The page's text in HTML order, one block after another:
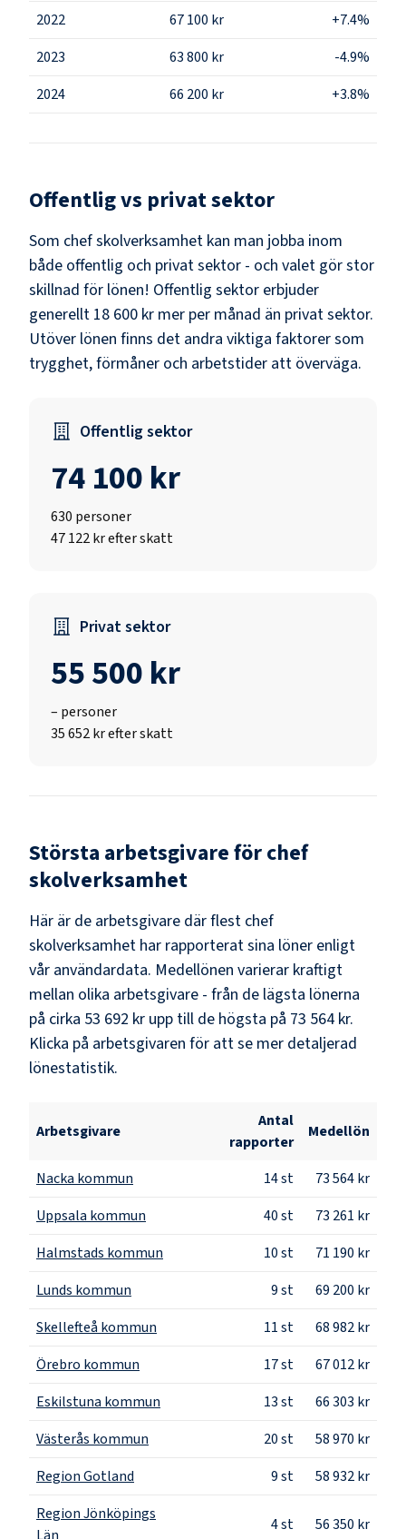
2022 67 100 kr
+7.4%
2023
63 800 kr
-4.9%
2024
66 200 kr +3.8%
Offentlig vs privat sektor
Som chef skolverksamhet kan man jobba inom
både offentlig och privat sektor - och valet gör stor
skillnad för lönen! Offentlig sektor erbjuder
generellt 18 600 kr mer per månad än privat sektor.
Utöver lönen finns det andra viktiga faktorer som
trygghet, förmåner och arbetstider att överväga.
Offentlig sektor
74 100 kr
630 personer
47 122 kr efter skatt
Privat sektor
55 500 kr
– personer
35 652 kr efter skatt
Största arbetsgivare förchef
skolverksamhet
Här är de arbetsgivare där flest chef
skolverksamhet har rapporterat sina löner enligt
vår användardata. Medellönen varierar kraftigt
mellan olika arbetsgivare - från de lägsta lönerna
på cirka 53 692 kr upp till de högsta på 73 564 kr.
Klicka på arbetsgivaren för att se mer detaljerad
lönestatistik.
Arbetsgivare
Antal
rapporter
Medellön
Nacka kommun 14st
73 564 kr
Uppsala kommun
40st
73 261 kr
Halmstads kommun
10st
71 190 kr
Lunds kommun
9st
69 200 kr
Skellefteå kommun
11st
68 982 kr
Örebro kommun
17st
67 012 kr
Eskilstuna kommun
13st
66 303 kr
Västerås kommun
20st
58 970 kr
Region Gotland
9st
58 932 kr
Region Jönköpings
Län
4st 56 350 kr